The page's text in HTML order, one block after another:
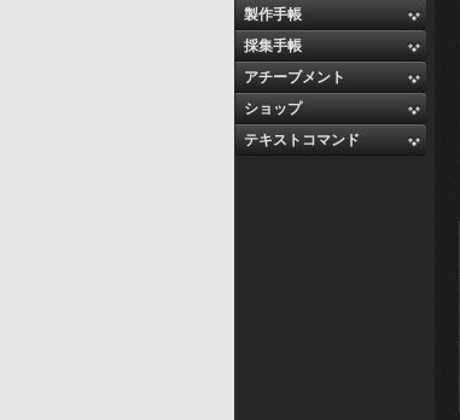
製作手帳
採集手帳
アチーブメント
ショップ
テキストコマンド